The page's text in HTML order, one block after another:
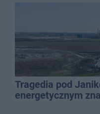
Tragedia pod
energetycznym